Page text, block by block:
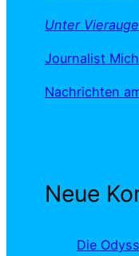
Unter
Journalist
Nachrichten
Neue
Die